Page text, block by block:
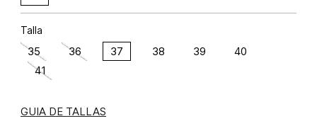
Talla
35 36 37 38 39
40
41
GUIA DE TALLAS